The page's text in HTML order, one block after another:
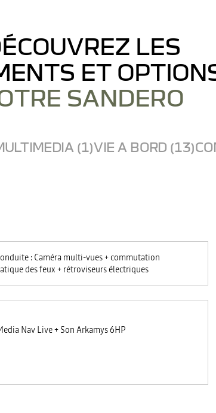
LES
ET
SANDERO
(1)VIE A BORD (13)
: Caméra multi-vues + commutation
des feux + rétroviseurs électriques
Nav Live + Son Arkamys 6HP